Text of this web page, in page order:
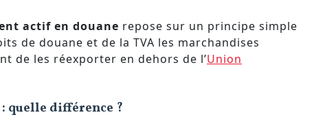
actif en douane repose sur un principe simple
de douane et de la TVA les marchandises
de les réexporter en dehors de l’Union
quelle différence ?